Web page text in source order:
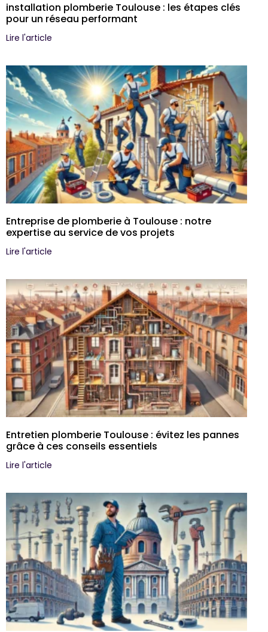
installation plomberie Toulouse : les étapes clés
pour un réseau performant
Lire l'article
Entreprise de plomberie à Toulouse : notre
expertise au service de vos projets
Lire l'article
Entretien plomberie Toulouse : évitez les pannes
grâce à ces conseils essentiels
Lire l'article